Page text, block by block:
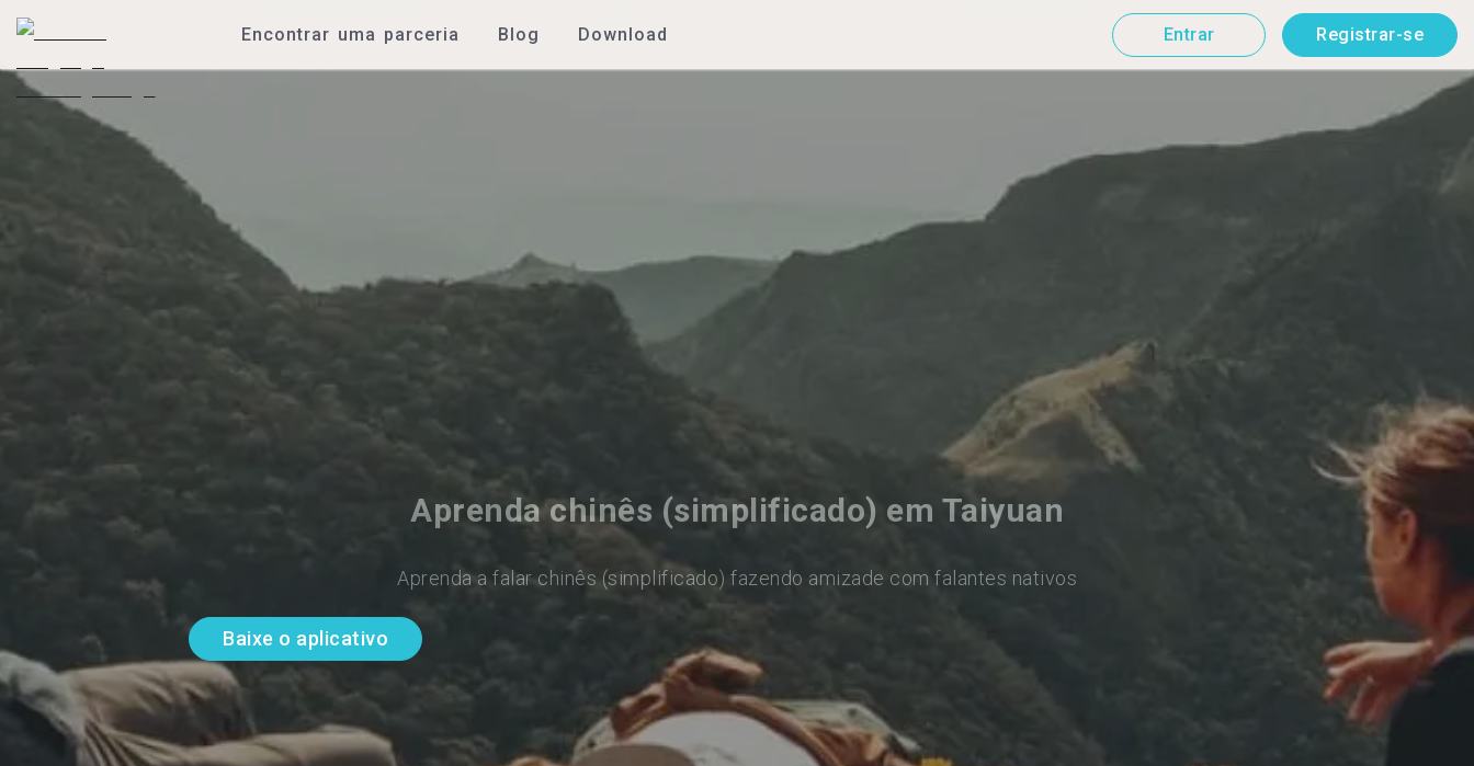
Encontrar uma parceria Blog Download Entrar Registrar-se
Aprenda chinês (simplificado) em Taiyuan
Aprenda a falar chinês (simplificado) fazendo amizade com falantes nativos
Baixe o aplicativo